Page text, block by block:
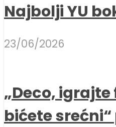
Najbolji YU
23/06/2026
„Deco,
bićete